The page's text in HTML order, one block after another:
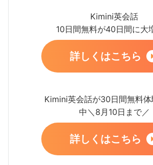
Kimini英会話
10日間無料が40日間に大
詳しくはこちら
Kimini英会話が30日間無料
中＼8月10日まで／
詳しくはこちら